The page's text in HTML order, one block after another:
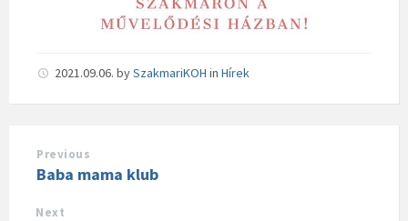
2021.09.06. bySzakmariKOH in Hírek
Previous
Baba mama klub
Next